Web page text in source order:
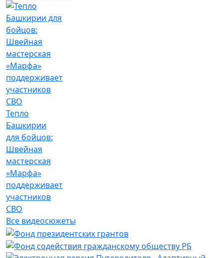
Тепло
Башкирии
для бойцов:
Швейная
мастерская
«Марфа»
поддерживает
участников
СВО
Все видеосюжеты